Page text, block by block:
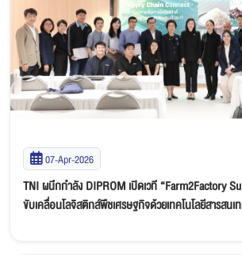
07-Apr-2026
TNI ผนึกกำลัง DIPROM เปิดเวที “Farm2Factory
ขับเคลื่อนโลจิสติกส์พืชเศรษฐกิจด้วยเทคโนโลยีสารสนเ